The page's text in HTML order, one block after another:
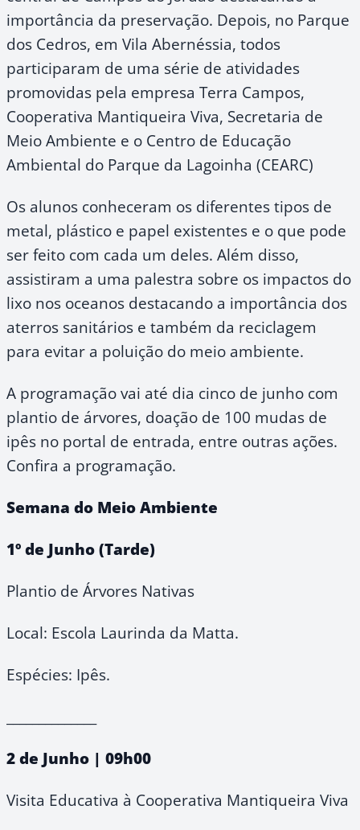
importância da preservação. Depois, no Parque
dos Cedros, em Vila Abernéssia, todos
participaram de uma série de atividades
promovidas pela empresa Terra Campos,
Cooperativa Mantiqueira Viva, Secretaria de
Meio Ambiente e o Centro de Educação
Ambiental do Parque da Lagoinha (CEARC)
Os alunos conheceram os diferentes tipos de
metal, plástico e papel existentes e o que pode
ser feito com cada um deles. Além disso,
assistiram a uma palestra sobre os impactos do
lixo nos oceanos destacando a importância dos
aterros sanitários e também da reciclagem
para evitar a poluição do meio ambiente.
A programação vai até dia cinco de junho com
plantio de árvores, doação de 100 mudas de
ipês no portal de entrada, entre outras ações.
Confira a programação.
Semana do Meio Ambiente
1º de Junho (Tarde)
Plantio de Árvores Nativas
Local: Escola Laurinda da Matta.
Espécies: Ipês.
2 de Junho | 09h00
Visita Educativa à Cooperativa Mantiqueira Viva